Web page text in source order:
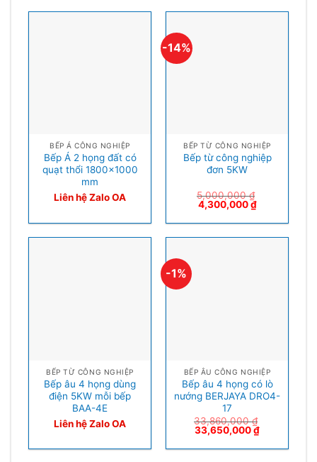
BẾP Á CÔNG NGHIỆP
Bếp Á 2 họng đất có
quạt thổi 1800×1000
mm
Liên hệ Zalo OA
-14%
BẾP TỪ CÔNG NGHIỆP
Bếp từ công nghiệp
đơn 5KW
5,000,000₫
4,300,000₫
BẾP TỪ CÔNG NGHIỆP
Bếp âu 4 họng dùng
điện 5KW mỗi bếp
BAA-4E
Liên hệ Zalo OA
-1%
BẾP ÂU CÔNG NGHIỆP
Bếp âu 4 họng có lò
nướng BERJAYA DRO4-
17
33,860,000₫
33,650,000₫